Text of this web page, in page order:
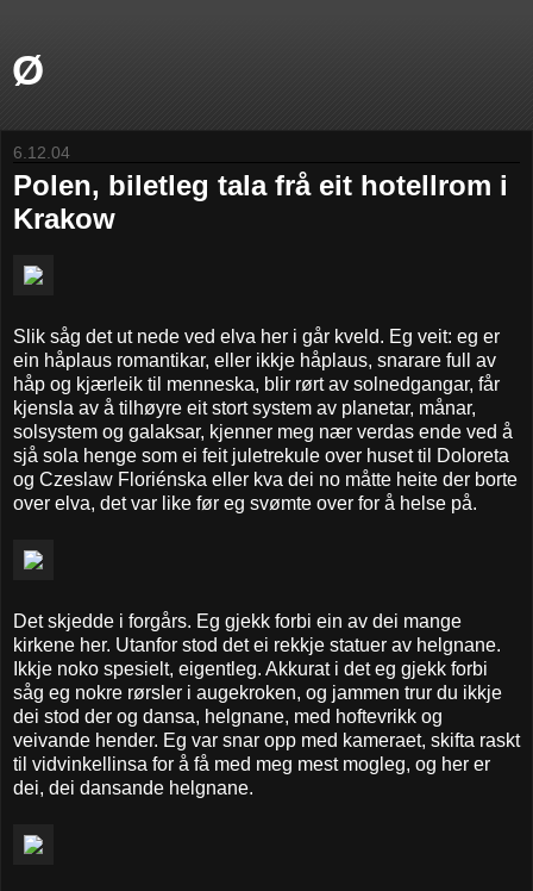
Ø
6.12.04
Polen, biletleg tala frå eit hotellrom i
Krakow
Slik såg det ut nede ved elva her i går kveld. Eg veit: eg er
ein håplaus romantikar, eller ikkje håplaus, snarare full av
håp og kjærleik til menneska, blir rørt av solnedgangar, får
kjensla av å tilhøyre eit stort system av planetar, månar,
solsystem og galaksar, kjenner meg nær verdas ende ved å
sjå sola henge som ei feit juletrekule over huset til Doloreta
og Czeslaw Floriénska eller kva dei no måtte heite der borte
over elva, det var like før eg svømte over for å helse på.
Det skjedde i forgårs. Eg gjekk forbi ein av dei mange
kirkene her. Utanfor stod det ei rekkje statuer av helgnane.
Ikkje noko spesielt, eigentleg. Akkurat i det eg gjekk forbi
såg eg nokre rørsler i augekroken, og jammen trur du ikkje
dei stod der og dansa, helgnane, med hoftevrikk og
veivande hender. Eg var snar opp med kameraet, skifta raskt
til vidvinkellinsa for å få med meg mest mogleg, og her er
dei, dei dansande helgnane.